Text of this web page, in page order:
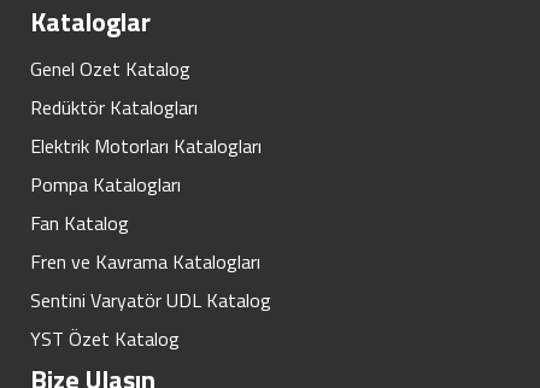
Kataloglar
Genel Ozet Katalog
Redüktör Katalogları
Elektrik Motorları Katalogları
Pompa Katalogları
Fan Katalog
Fren ve Kavrama Katalogları
Sentini Varyatör UDL Katalog
YST Özet Katalog